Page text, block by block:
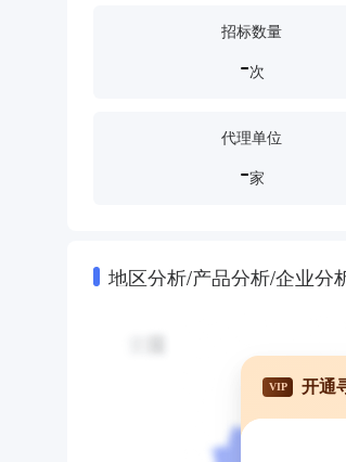
印刷及印刷服务印刷及印刷服务 印
招标数量
-次
代理单位
-家
地区分析/产品分析/企业分
VIP 开通